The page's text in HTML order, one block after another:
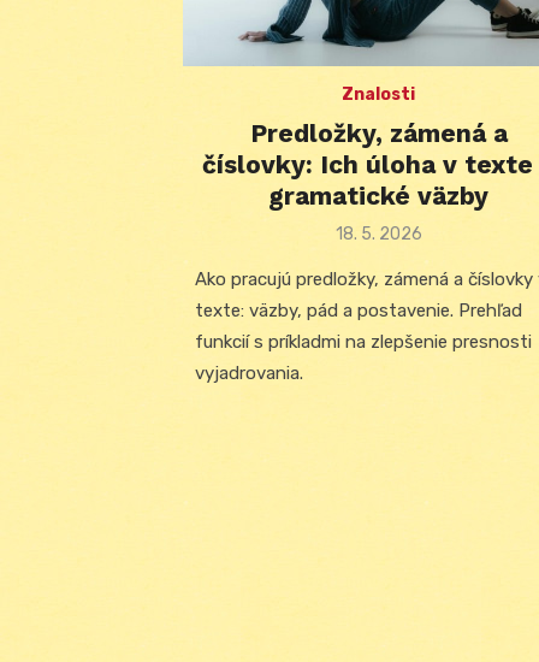
Znalosti
Predložky, zámená a
číslovky: Ich úloha v texte
gramatické väzby
Posted
18. 5. 2026
Ako pracujú predložky, zámená a číslovky
texte: väzby, pád a postavenie. Prehľad
funkcií s príkladmi na zlepšenie presnosti
vyjadrovania.